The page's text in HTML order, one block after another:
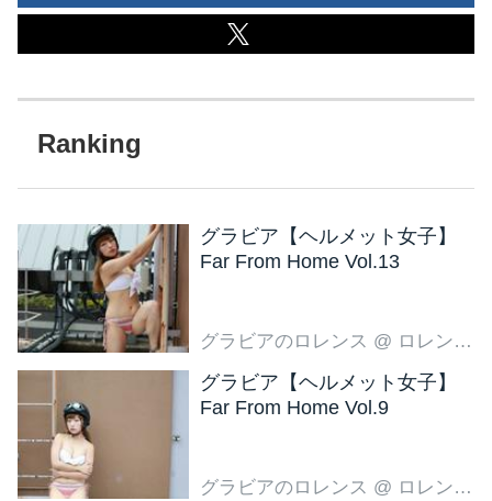
グラビア【ヘルメット女子】
Far From Home Vol.13
グラビアのロレンス @ ロレンス編集部
グラビア【ヘルメット女子】
Far From Home Vol.9
グラビアのロレンス @ ロレンス編集部